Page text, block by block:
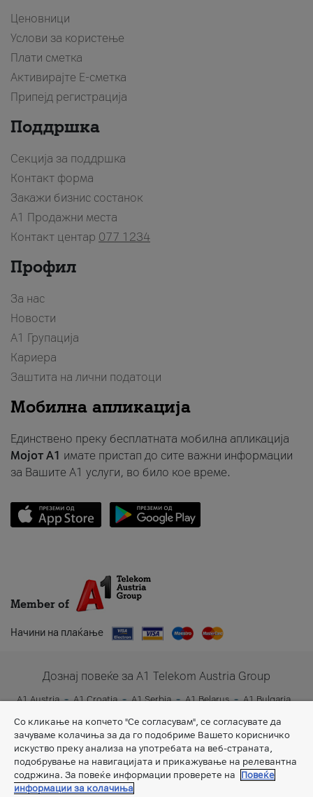
Ценовници
Услови за користење
Плати сметка
Активирајте Е-сметка
Припејд регистрација
Поддршка
Секција за поддршка
Контакт форма
Закажи бизнис состанок
A1 Продажни места
Контакт центар 077 1234
Профил
За нас
Новости
А1 Групација
Кариера
Заштита на лични податоци
Мобилна апликација
Единствено преку бесплатната мобилна апликација
Мојот A1 имате пристап до сите важни информации
за Вашите A1 услуги, во било кое време.
Member of
Начини на плаќање
Дознај повеќе за A1 Telekom Austria Group
A1 Austria A1 Croatia A1 Serbia A1 Belarus
A1 Bulgaria
A1 Slovenia
A1 Digital
Со кликање на копчето "Се согласувам", се согласувате да
зачуваме колачиња за да го подобриме Вашето корисничко
искуство преку анализа на употребата на веб-страната,
подобрување на навигацијата и прикажување на релевантна
содржина. За повеќе информации проверете на
Повеќе
информации за колачиња